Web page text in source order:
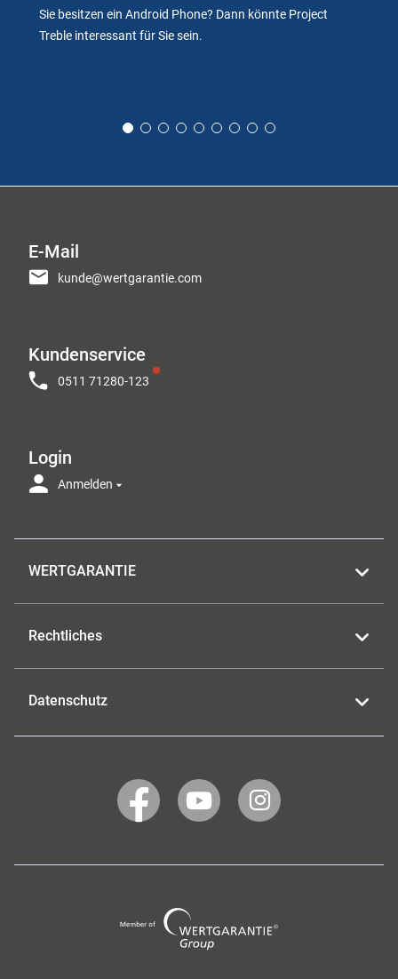
Sie besitzen ein Android Phone? Dann könnte Project
Treble interessant für Sie sein.
E-Mail
kunde@wertgarantie.com
Kundenservice
0511 71280-123
Login
Anmelden
WERTGARANTIE
Rechtliches
Datenschutz
WERTGARANTIE
auf
WERTGARANTIE
auf
WERTGARANTIE
auf
Group